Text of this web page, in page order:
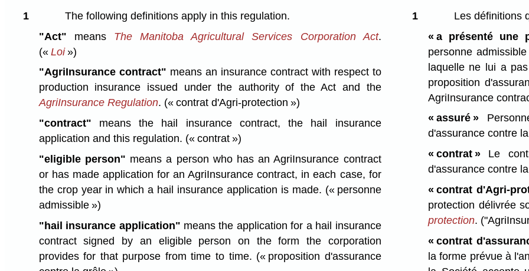
1
The following definitions apply in this regulation.
"Act" means The Manitoba Agricultural Services Corporation Act.
(« Loi»)
"AgriInsurance contract" means an insurance contract with respect to
production insurance issued under the authority of the Act and the
AgriInsurance Regulation. (« contrat d'Agri-protection »)
"contract" means the hail insurance contract, the hail insurance
application and this regulation. (« contrat »)
"eligible person" means a person who has an AgriInsurance contract
or has made application for an AgriInsurance contract, in each case, for
the crop year in which a hail insurance application is made. (« personne
admissible »)
"hail insurance application" means the application for a hail insurance
contract signed by an eligible person on the form the corporation
provides for that purpose from time to time. (« proposition d'assurance
1
Les définitions
« a présenté une
personne
laquelle ne lui a
proposition
AgriInsurance
« assuré »
d'assurance contre
« contrat »Le
d'assurance contre
« contrat d'Agri-
protection délivrée
protection.
« contrat
la forme prévue à